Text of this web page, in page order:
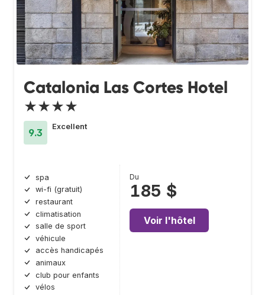
Catalonia Las Cortes Hotel
★★★★
9.3
Excellent
spa
wi-fi (gratuit)
restaurant
climatisation
salle de sport
véhicule
accès handicapés
animaux
club pour enfants
vélos
Du
185 $
Voir l'hôtel